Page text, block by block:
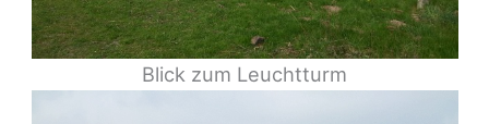
Blick zum Leuchtturm